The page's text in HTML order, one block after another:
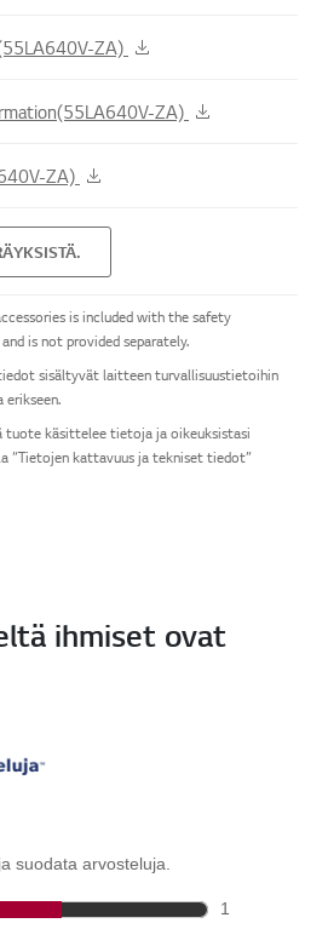
ZA)
ZA)
ZA)
is included with the safety
is not provided separately.
sisältyvät laitteen turvallisuustietoihin
käsittelee tietoja ja oikeuksistasi
”Tietojen kattavuus ja tekniset tiedot”
ihmiset ovat